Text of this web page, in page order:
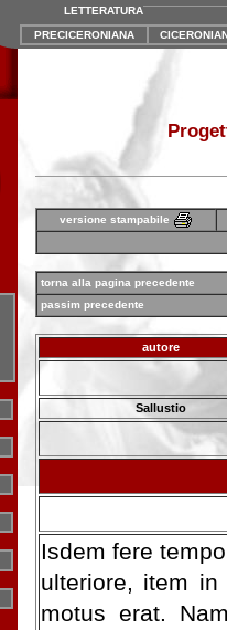
LETTERATURA
PRECICERONIANA
versione stampabile
torna alla pagina precedente
passim precedente
autore
Sallustio
Isdem fere
ulteriore, item
motus erat.